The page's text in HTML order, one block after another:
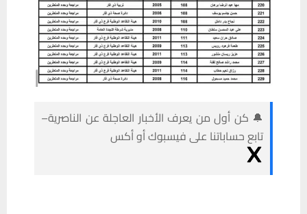
🔔 كن أول من يعرف الأخبار العاجلة عن الناصرية–
تابع حساباتنا على فيسبوك أو أكس